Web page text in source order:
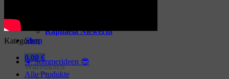
Raphaela Niewerth
Shop
0,00 €
Warenkorb
Kategorien
☀️ Sommerideen 😎
Alle Produkte